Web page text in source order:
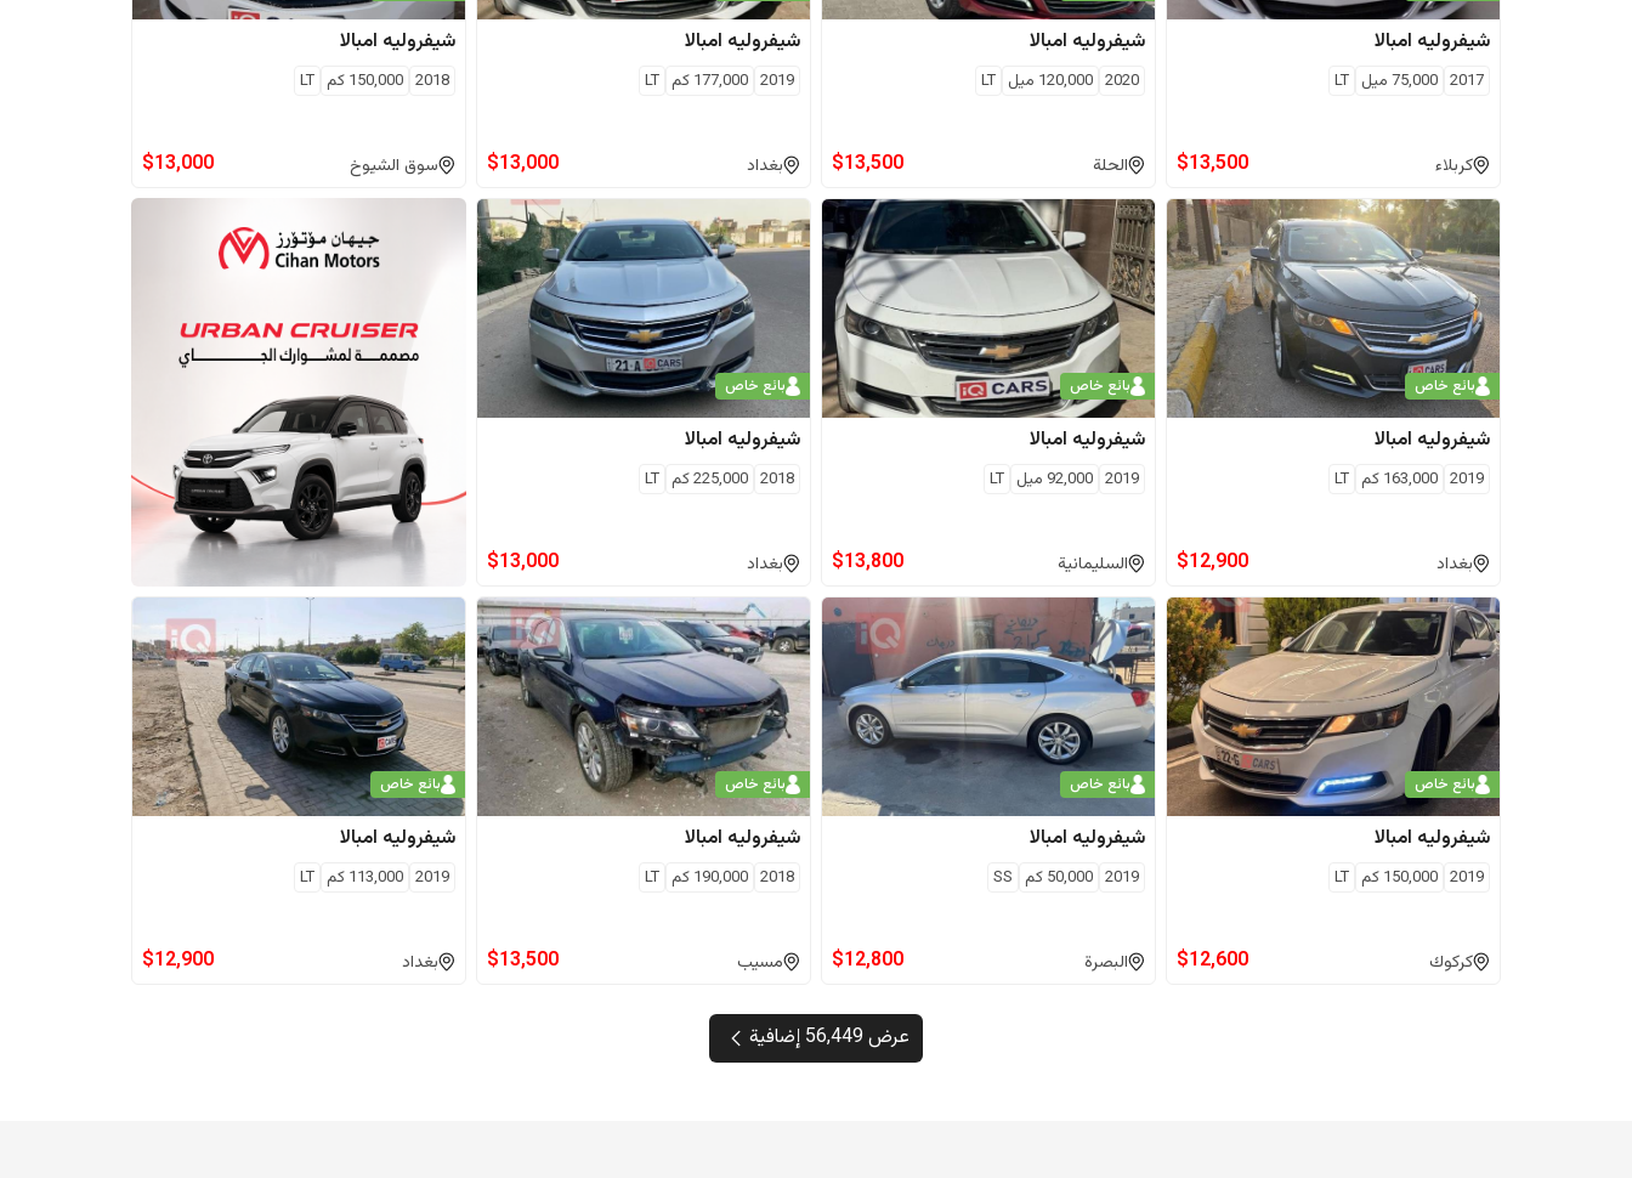
شيفروليه امبالا
2017
75,000 ميل LT
كربلاء $13,500
شيفروليه امبالا
2020
120,000 ميل LT
الحلة $13,500
شيفروليه امبالا
2019
177,000 كم LT
بغداد $13,000
شيفروليه امبالا
2018
150,000 كم LT
سوق الشيوخ $13,000
بائع خاص
شيفروليه امبالا
2019
163,000 كم LT
بغداد $12,900
بائع خاص
شيفروليه امبالا
2019
92,000 ميل LT
السليمانية $13,800
بائع خاص
شيفروليه امبالا
2018
225,000كم LT
بغداد $13,000
بائع خاص
شيفروليه امبالا
2019
150,000 كم LT
كركوك $12,600
بائع خاص
شيفروليه امبالا
2019
50,000 كم SS
البصرة $12,800
بائع خاص
شيفروليه امبالا
2018
190,000 كم LT
مسيب $13,500
بائع خاص
شيفروليه امبالا
2019
113,000 كم LT
بغداد $12,900
عرض 56,449 إضافية